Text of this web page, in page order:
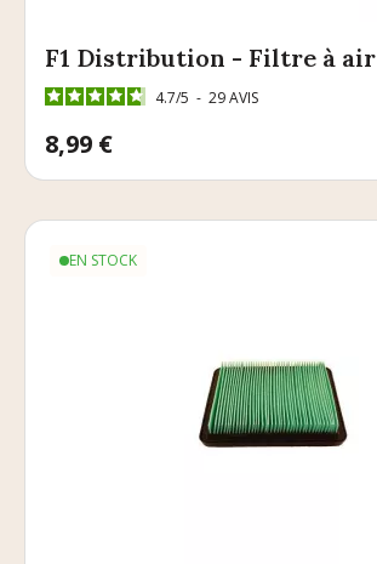
F1 Distribution - Filtre à air
4.7/5 - 29AVIS
Prix
8,99 €
EN STOCK